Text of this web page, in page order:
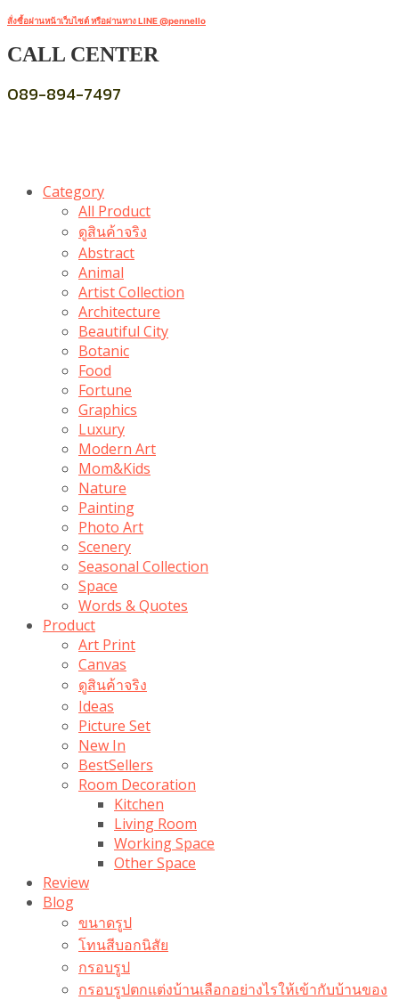
สั่งซื้อผ่านหน้าเว็บไซต์ หรือผ่านทาง LINE @pennello
CALL CENTER
089-894-7497
Category
All Product
ดูสินค้าจริง
Abstract
Animal
Artist Collection
Architecture
Beautiful City
Botanic
Food
Fortune
Graphics
Luxury
Modern Art
Mom&Kids
Nature
Painting
Photo Art
Scenery
Seasonal Collection
Space
Words & Quotes
Product
Art Print
Canvas
ดูสินค้าจริง
Ideas
Picture Set
New In
BestSellers
Room Decoration
Kitchen
Living Room
Working Space
Other Space
Review
Blog
ขนาดรูป
โทนสีบอกนิสัย
กรอบรูป
กรอบรูปตกแต่งบ้านเลือกอย่างไรให้เข้ากับบ้านของ